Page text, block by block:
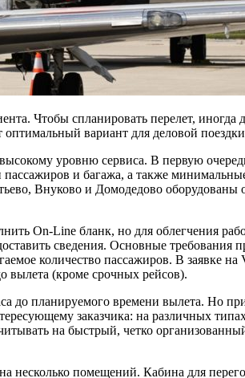
Чтобы спланировать перелет,
вариант для деловой
уровню сервиса. В первую
пассажиров и багажа, а также
Внуково и Домодедово оборудованы
On-Line бланк, но для облегчения
сведения. Основные требования
количество пассажиров. В заявке
вылета (кроме срочных рейсов).
до планируемого времени вылета. Но
заказчика: на различных
на быстрый, четко
несколько помещений. Кабина для